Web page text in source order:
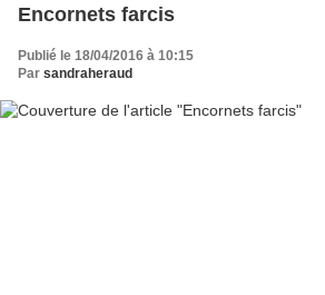
Encornets farcis
Publié le 18/04/2016 à 10:15
Par sandraheraud